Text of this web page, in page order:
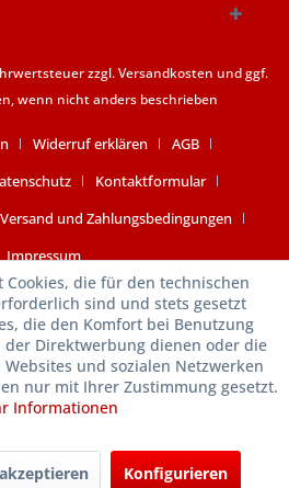
zzgl.Versandkosten und ggf.
wenn nicht anders beschrieben
Widerruf erklären
AGB
Kontaktformular
Versand und Zahlungsbedingungen
Impressum
Cookies, die für den technischen
sind und stets gesetzt
die den Komfort bei Benutzung
der Direktwerbung dienen oder die
und sozialen Netzwerken
nur mit Ihrer Zustimmung gesetzt.
Informationen
Konfigurieren